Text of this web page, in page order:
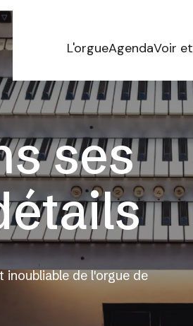
L'orgueAgendaVoir
ses
inoubliable de l'orgue de